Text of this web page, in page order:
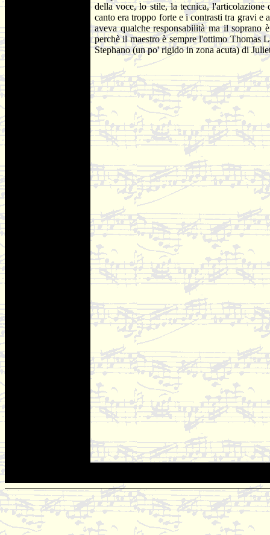
della voce, lo stile, la tecnica,
canto era troppo forte e i contrasti tra gravi e
aveva qualche responsabilità ma il
perchè il maestro è sempre l'ottimo
Stephano (un po' rigido in zona acuta) di